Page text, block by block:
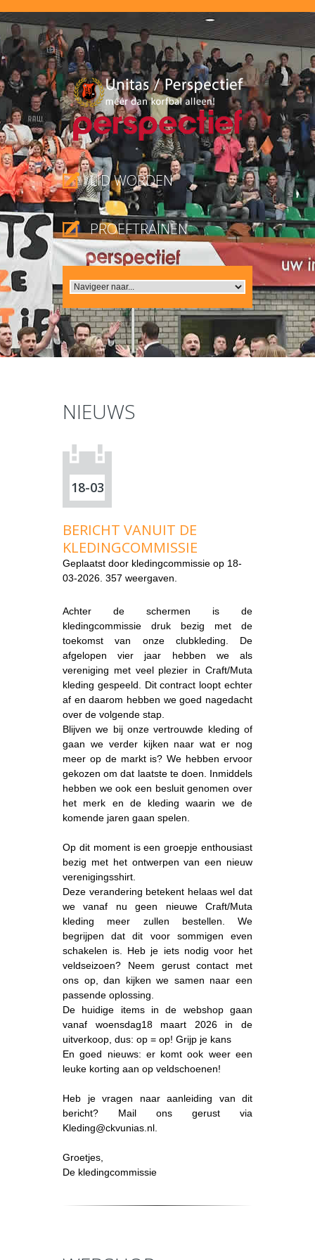
LID WORDEN
PROEFTRAINEN
NIEUWS
18-03
BERICHT VANUIT DE
KLEDINGCOMMISSIE
Geplaatst door kledingcommissie op 18-
03-2026. 357 weergaven.
Achter de schermen is de
kledingcommissie druk bezig met de
toekomst van onze clubkleding. De
afgelopen vier jaar hebben we als
vereniging met veel plezier in Craft/Muta
kleding gespeeld. Dit contract loopt echter
af en daarom hebben we goed nagedacht
over de volgende stap.
Blijven we bij onze vertrouwde kleding of
gaan we verder kijken naar wat er nog
meer op de markt is? We hebben ervoor
gekozen om dat laatste te doen. Inmiddels
hebben we ook een besluit genomen over
het merk en de kleding waarin we de
komende jaren gaan spelen.
Op dit moment is een groepje enthousiast
bezig met het ontwerpen van een nieuw
verenigingsshirt.
Deze verandering betekent helaas wel dat
we vanaf nu geen nieuwe Craft/Muta
kleding meer zullen bestellen. We
begrijpen dat dit voor sommigen even
schakelen is. Heb je iets nodig voor het
veldseizoen? Neem gerust contact met
ons op, dan kijken we samen naar een
passende oplossing.
De huidige items in de webshop gaan
vanaf woensdag18 maart 2026 in de
uitverkoop, dus: op = op! Grijp je kans
En goed nieuws: er komt ook weer een
leuke korting aan op veldschoenen!
Heb je vragen naar aanleiding van dit
bericht? Mail ons gerust via
Kleding@ckvunias.nl.
Groetjes,
De kledingcommissie